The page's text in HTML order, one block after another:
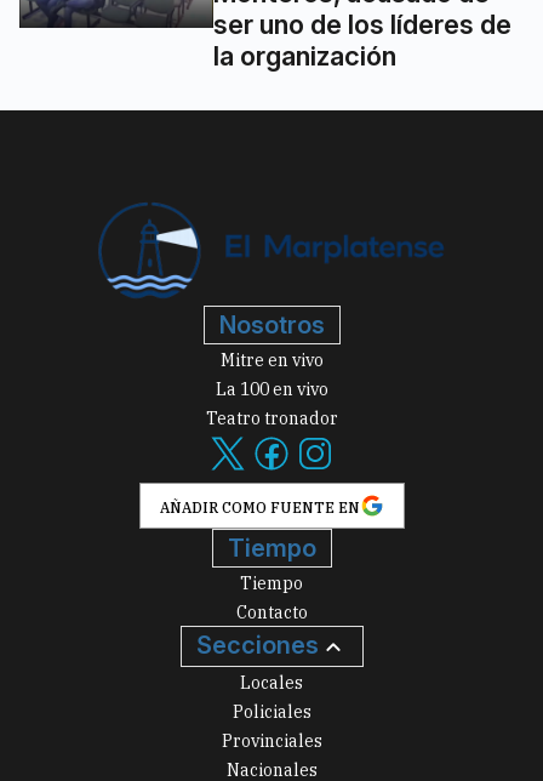
ser uno de los líderes de
la organización
Nosotros
Mitre en vivo
La 100 en vivo
Teatro tronador
AÑADIR COMO FUENTE EN
Tiempo
Tiempo
Contacto
Secciones
Locales
Policiales
Provinciales
Nacionales